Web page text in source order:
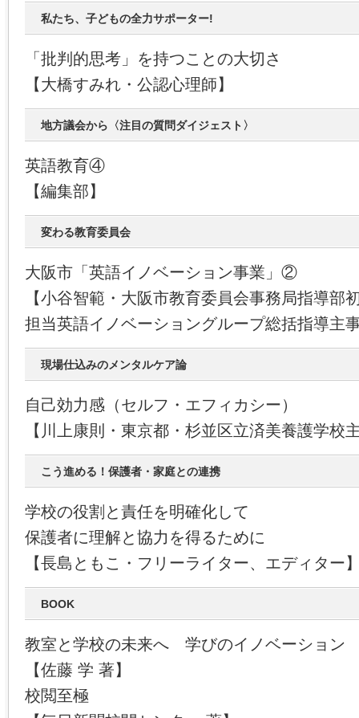
私たち、子どもの全力サポーター!
「批判的思考」を持つことの大切さ
【大橋すみれ・公認心理師】
地方議会から〈注目の質問ダイジェスト〉
英語教育④
【編集部】
変わる教育委員会
大阪市「英語イノベーション事業」②
【小谷智範・大阪市教育委員会事務局指導
担当英語イノベーショングループ総括指導主
現場仕込みのメンタルケア論
自己効力感（セルフ・エフィカシー）
【川上康則・東京都・杉並区立済美養護学校
こう進める！保護者・家庭との連携
学校の役割と責任を明確化して
保護者に理解と協力を得るために
【長島ともこ・フリーライター、エディター
BOOK
教室と学校の未来へ 学びのイノベーション
【佐藤 学 著】
校閲至極